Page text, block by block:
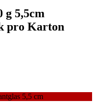
g 5,5cm
pro Karton